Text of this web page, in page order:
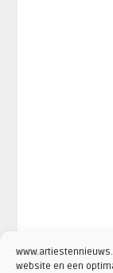
website en een